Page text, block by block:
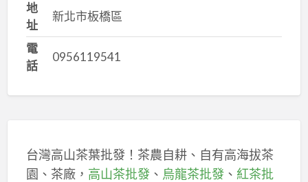
地
址
新北市板橋區
電
話
0956119541
台灣高山茶葉批發！茶農自耕、自有高海拔茶
園、茶廠， 高山茶批發、 烏龍茶批發、 紅茶批